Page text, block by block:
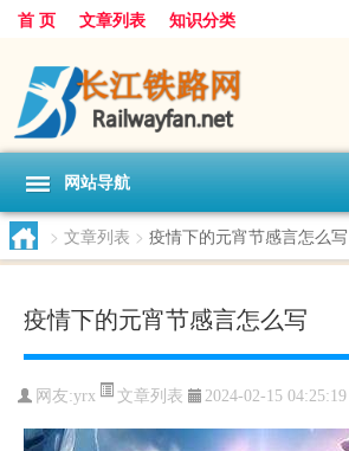
首 页 文章列表 知识分类
网站导航
> 文章列表 > 疫情下的元宵节感言怎么写
疫情下的元宵节感言怎么写
网友:yrx 文章列表 2024-02-15 04:25:19